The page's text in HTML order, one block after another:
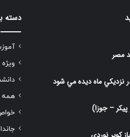
مصر
ماه ديده مي شود
– جوزا)
دسته
ویژه
همه